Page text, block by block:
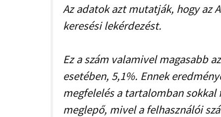
Az adatok azt mutatják, hogy az
keresési lekérdezést.
Ez a szám valamivel magasabb
esetében, 5,1%. Ennek
megfelelés a tartalomban
meglepő, mivel a felhasználói